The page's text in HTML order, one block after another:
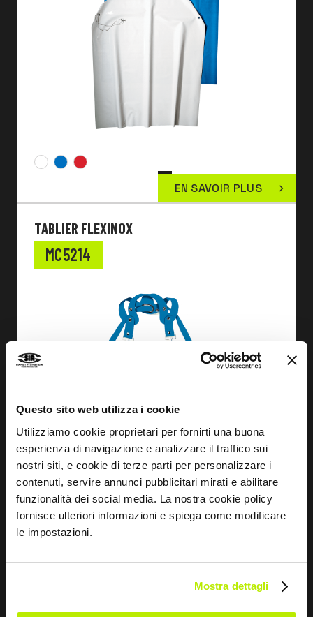
Questo sito web utilizza i cookie
Utilizziamo cookie proprietari per fornirti una buona
esperienza di navigazione e analizzare il traffico sui
nostri siti, e cookie di terze parti per personalizzare i
contenuti, servire annunci pubblicitari mirati e abilitare
funzionalità dei social media. La nostra cookie policy
fornisce ulteriori informazioni e spiega come modificare
le impostazioni.
Mostra dettagli
EN SAVOIR PLUS
TABLIER FLEXINOX
MC5214